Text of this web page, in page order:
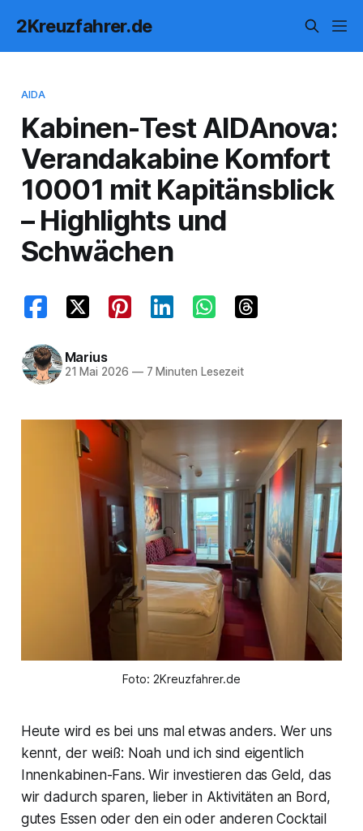
2Kreuzfahrer.de
AIDA
Kabinen-Test AIDAnova:
Verandakabine Komfort
10001 mit Kapitänsblick
– Highlights und
Schwächen
Marius
21 Mai 2026 —7 Minuten Lesezeit
Foto: 2Kreuzfahrer.de
Heute wird es bei uns mal etwas anders. Wer uns
kennt, der weiß: Noah und ich sind eigentlich
Innenkabinen-Fans. Wir investieren das Geld, das
wir dadurch sparen, lieber in Aktivitäten an Bord,
gutes Essen oder den ein oder anderen Cocktail